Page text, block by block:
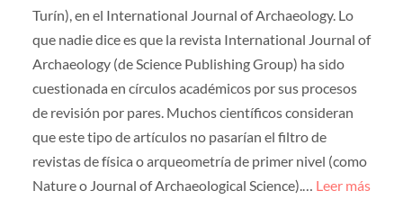
Turín), en el International Journal of Archaeology. Lo
que nadie dice es que la revista International Journal of
Archaeology (de Science Publishing Group) ha sido
cuestionada en círculos académicos por sus procesos
de revisión por pares. Muchos científicos consideran
que este tipo de artículos no pasarían el filtro de
revistas de física o arqueometría de primer nivel (como
Nature o Journal of Archaeological Science).… Leer más